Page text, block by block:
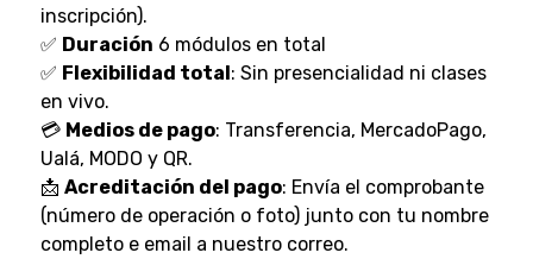
inscripción).
✅ Duración 6 módulos en total
✅ Flexibilidad total: Sin presencialidad ni clases
en vivo.
💳 Medios de pago: Transferencia, MercadoPago,
Ualá, MODO y QR.
📩 Acreditación del pago: Envía el comprobante
(número de operación o foto) junto con tu nombre
completo e email a nuestro correo.